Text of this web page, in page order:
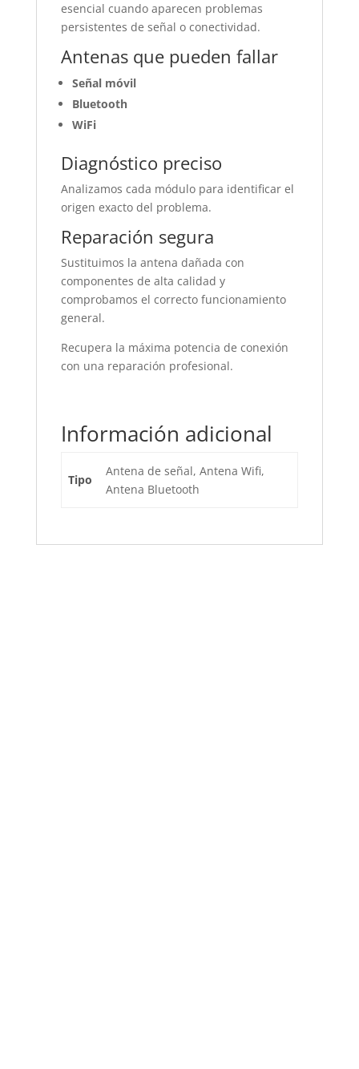
esencial cuando aparecen problemas
persistentes de señal o conectividad.
Antenas que pueden fallar
Señal móvil
Bluetooth
WiFi
Diagnóstico preciso
Analizamos cada módulo para identificar el
origen exacto del problema.
Reparación segura
Sustituimos la antena dañada con
componentes de alta calidad y
comprobamos el correcto funcionamiento
general.
Recupera la máxima potencia de conexión
con una reparación profesional.
Información adicional
Tipo
Antena de señal, Antena Wifi,
Antena Bluetooth